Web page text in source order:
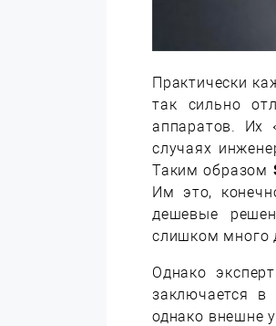
Практически
так сильно
аппаратов. Их
случаях
Таким образом
Им это,
дешевые
слишком много
Однако
заключается
однако внешне